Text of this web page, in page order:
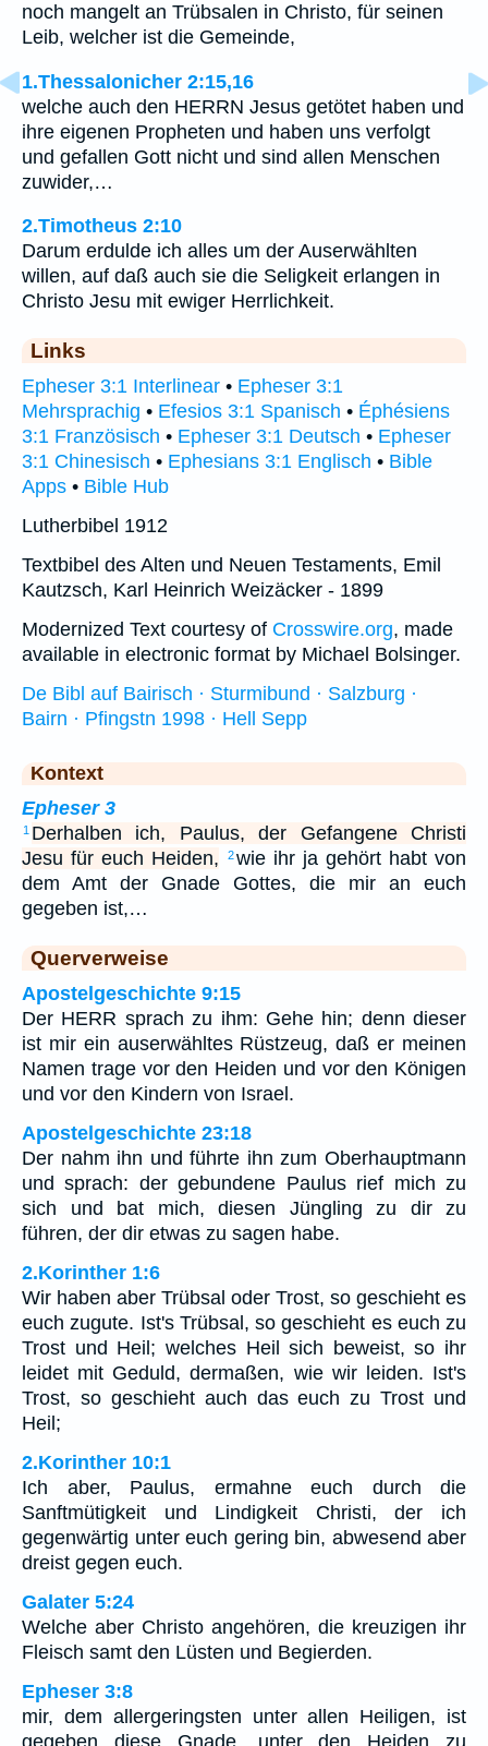
noch mangelt an Trübsalen in Christo, für seinen
Leib, welcher ist die Gemeinde,
1.Thessalonicher 2:15,16
welche auch den HERRN Jesus getötet haben und
ihre eigenen Propheten und haben uns verfolgt
und gefallen Gott nicht und sind allen Menschen
zuwider,…
2.Timotheus 2:10
Darum erdulde ich alles um der Auserwählten
willen, auf daß auch sie die Seligkeit erlangen in
Christo Jesu mit ewiger Herrlichkeit.
Links
Epheser 3:1 Interlinear • Epheser 3:1
Mehrsprachig • Efesios 3:1 Spanisch • Éphésiens
3:1 Französisch • Epheser 3:1 Deutsch • Epheser
3:1 Chinesisch • Ephesians 3:1 Englisch • Bible
Apps • Bible Hub
Lutherbibel 1912
Textbibel des Alten und Neuen Testaments, Emil
Kautzsch, Karl Heinrich Weizäcker - 1899
Modernized Text courtesy of Crosswire.org, made
available in electronic format by Michael Bolsinger.
De Bibl auf Bairisch · Sturmibund · Salzburg ·
Bairn · Pfingstn 1998 · Hell Sepp
Kontext
Epheser 3
1 Derhalben ich, Paulus, der Gefangene Christi
Jesu für euch Heiden,
2wie ihr ja gehört habt von
dem Amt der Gnade Gottes, die mir an euch
gegeben ist,…
Querverweise
Apostelgeschichte 9:15
Der HERR sprach zu ihm: Gehe hin; denn dieser
ist mir ein auserwähltes Rüstzeug, daß er meinen
Namen trage vor den Heiden und vor den Königen
und vor den Kindern von Israel.
Apostelgeschichte 23:18
Der nahm ihn und führte ihn zum Oberhauptmann
und sprach: der gebundene Paulus rief mich zu
sich und bat mich, diesen Jüngling zu dir zu
führen, der dir etwas zu sagen habe.
2.Korinther 1:6
Wir haben aber Trübsal oder Trost, so geschieht es
euch zugute. Ist's Trübsal, so geschieht es euch zu
Trost und Heil; welches Heil sich beweist, so ihr
leidet mit Geduld, dermaßen, wie wir leiden. Ist's
Trost, so geschieht auch das euch zu Trost und
Heil;
2.Korinther 10:1
Ich aber, Paulus, ermahne euch durch die
Sanftmütigkeit und Lindigkeit Christi, der ich
gegenwärtig unter euch gering bin, abwesend aber
dreist gegen euch.
Galater 5:24
Welche aber Christo angehören, die kreuzigen ihr
Fleisch samt den Lüsten und Begierden.
Epheser 3:8
mir, dem allergeringsten unter allen Heiligen, ist